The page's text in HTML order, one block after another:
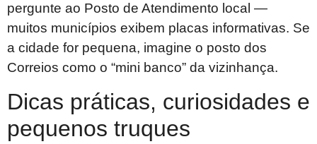
pergunte ao Posto de Atendimento local —
muitos municípios exibem placas informativas. Se
a cidade for pequena, imagine o posto dos
Correios como o “mini banco” da vizinhança.
Dicas práticas, curiosidades e
pequenos truques